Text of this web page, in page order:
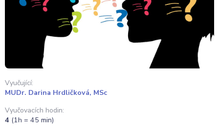
Vyučující:
MUDr. Darina Hrdličková, MSc
Vyučovacích hodin:
4 (1h = 45 min)